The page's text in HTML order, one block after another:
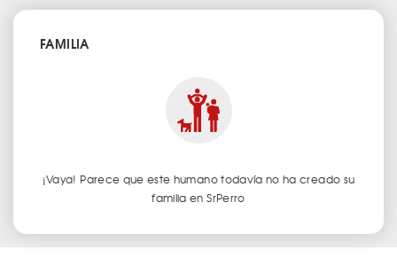
FAMILIA
¡Vaya! Parece que este humano todavía no ha creado su
familia en SrPerro